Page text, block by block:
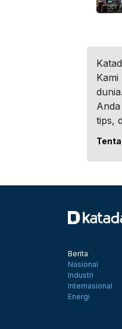
tips,
Berita
Nasional
Industri
Internasional
Energi